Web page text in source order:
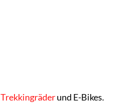
Trekkingräderund E-Bikes.